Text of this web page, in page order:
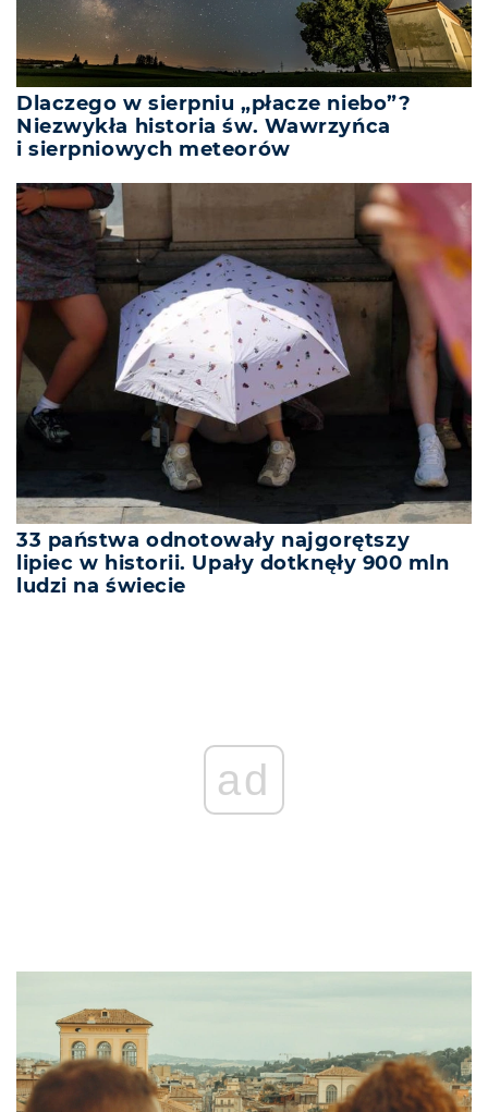
Dlaczego w sierpniu „płacze niebo”?
Niezwykła historia św. Wawrzyńca
i sierpniowych meteorów
33 państwa odnotowały najgorętszy
lipiec w historii. Upały dotknęły 900 mln
ludzi na świecie
ad